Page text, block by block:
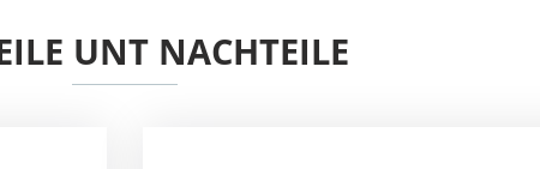
UNT NACHTEILE